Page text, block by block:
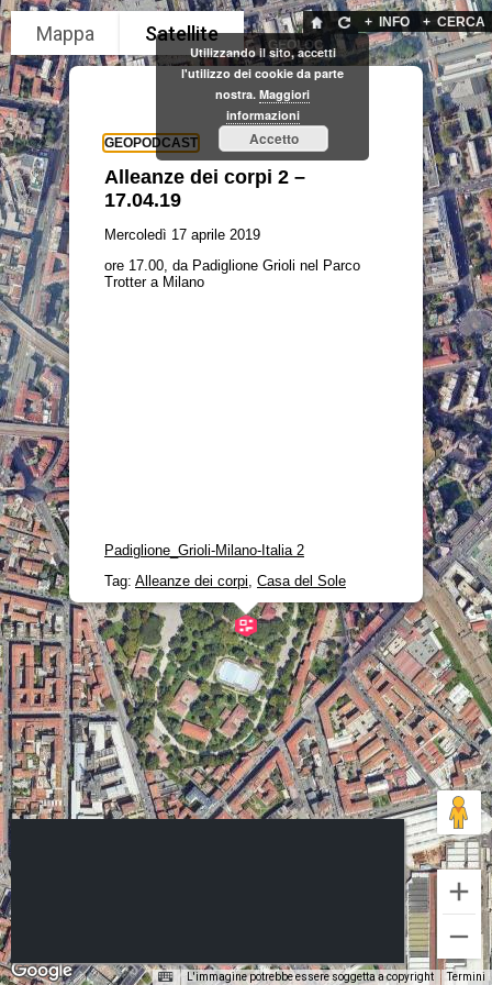
+ CERCA
+ INFO
GEOLOC
Utilizzando il sito, accetti
l'utilizzo dei cookie da parte
nostra. Maggiori
informazioni
Accetto